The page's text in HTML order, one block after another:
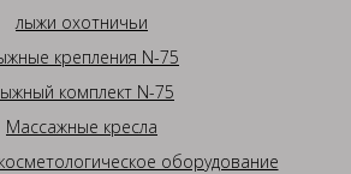
лыжи охотничьи
крепления N-75
комплект N-75
Массажные кресла
оборудование